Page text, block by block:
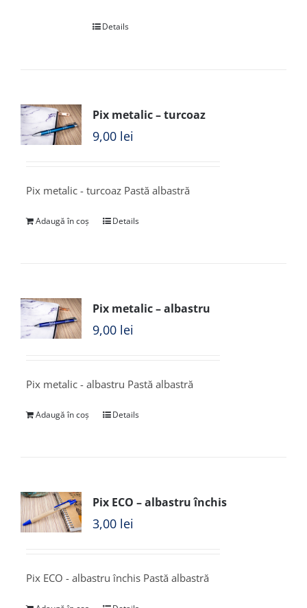
Details
Pix metalic – turcoaz
9,00 lei
Pix metalic - turcoaz Pastă albastră
Adaugă în coș Details
Pix metalic – albastru
9,00 lei
Pix metalic - albastru Pastă albastră
Adaugă în coș Details
Pix ECO – albastru închis
3,00 lei
Pix ECO - albastru închis Pastă albastră